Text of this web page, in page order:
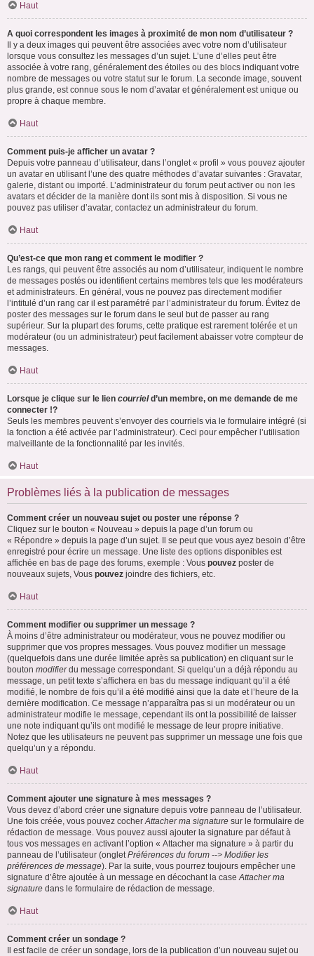
Haut
A quoi correspondent les images à proximité de mon nom d’utilisateur ?
Il y a deux images qui peuvent être associées avec votre nom d’utilisateur
lorsque vous consultez les messages d’un sujet. L’une d’elles peut être
associée à votre rang, généralement des étoiles ou des blocs indiquant votre
nombre de messages ou votre statut sur le forum. La seconde image, souvent
plus grande, est connue sous le nom d’avatar et généralement est unique ou
propre à chaque membre.
Haut
Comment puis-je afficher un avatar ?
Depuis votre panneau d’utilisateur, dans l’onglet « profil » vous pouvez ajouter
un avatar en utilisant l’une des quatre méthodes d’avatar suivantes : Gravatar,
galerie, distant ou importé. L’administrateur du forum peut activer ou non les
avatars et décider de la manière dont ils sont mis à disposition. Si vous ne
pouvez pas utiliser d’avatar, contactez un administrateur du forum.
Haut
Qu’est-ce que mon rang et comment le modifier ?
Les rangs, qui peuvent être associés au nom d’utilisateur, indiquent le nombre
de messages postés ou identifient certains membres tels que les modérateurs
et administrateurs. En général, vous ne pouvez pas directement modifier
l’intitulé d’un rang car il est paramétré par l’administrateur du forum. Évitez de
poster des messages sur le forum dans le seul but de passer au rang
supérieur. Sur la plupart des forums, cette pratique est rarement tolérée et un
modérateur (ou un administrateur) peut facilement abaisser votre compteur de
messages.
Haut
Lorsque je clique sur le lien courrield’un membre, on me demande de me
connecter !?
Seuls les membres peuvent s’envoyer des courriels via le formulaire intégré (si
la fonction a été activée par l’administrateur). Ceci pour empêcher l’utilisation
malveillante de la fonctionnalité par les invités.
Haut
Problèmes liés à la publication de messages
Comment créer un nouveau sujet ou poster une réponse ?
Cliquez sur le bouton « Nouveau » depuis la page d’un forum ou
« Répondre » depuis la page d’un sujet. Il se peut que vous ayez besoin d’être
enregistré pour écrire un message. Une liste des options disponibles est
affichée en bas de page des forums, exemple : Vous pouvez poster de
nouveaux sujets, Vous pouvez joindre des fichiers, etc.
Haut
Comment modifier ou supprimer un message ?
À moins d’être administrateur ou modérateur, vous ne pouvez modifier ou
supprimer que vos propres messages. Vous pouvez modifier un message
(quelquefois dans une durée limitée après sa publication) en cliquant sur le
bouton modifierdu message correspondant. Si quelqu’un a déjà répondu au
message, un petit texte s’affichera en bas du message indiquant qu’il a été
modifié, le nombre de fois qu’il a été modifié ainsi que la date et l’heure de la
dernière modification. Ce message n’apparaîtra pas si un modérateur ou un
administrateur modifie le message, cependant ils ont la possibilité de laisser
une note indiquant qu’ils ont modifié le message de leur propre initiative.
Notez que les utilisateurs ne peuvent pas supprimer un message une fois que
quelqu’un y a répondu.
Haut
Comment ajouter une signature à mes messages ?
Vous devez d’abord créer une signature depuis votre panneau de l’utilisateur.
Une fois créée, vous pouvez cocherAttacher ma signature sur le formulaire de
rédaction de message. Vous pouvez aussi ajouter la signature par défaut à
tous vos messages en activant l’option « Attacher ma signature » à partir du
panneau de l’utilisateur (ongletPréférences du forum --> Modifier les
préférences de message). Par la suite, vous pourrez toujours empêcher une
signature d’être ajoutée à un message en décochant la caseAttacher ma
signature dans le formulaire de rédaction de message.
Haut
Comment créer un sondage ?
Il est facile de créer un sondage, lors de la publication d’un nouveau sujet ou